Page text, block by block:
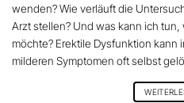
wenden? Wie verläuft die
Arzt stellen? Und was kann ich
möchte? Erektile Dysfunktion kann
milderen Symptomen oft selbst